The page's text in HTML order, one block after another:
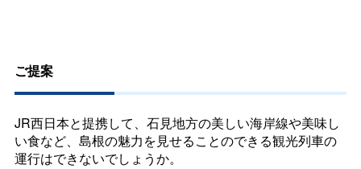
ご提案
JR西日本と提携して、石見地方の美しい海岸線や美味し
い食など、島根の魅力を見せることのできる観光列車の
運行はできないでしょうか。